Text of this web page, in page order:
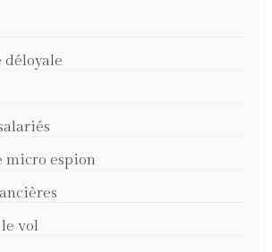
déloyale
micro espion
vol